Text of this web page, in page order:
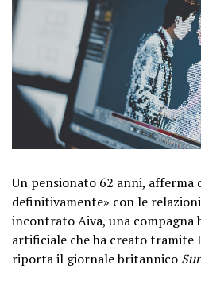
Un pensionato 62 anni, afferma
definitivamente» con le
incontrato Aiva, una compagna
artificiale che ha creato tramite
riporta il giornale britannico